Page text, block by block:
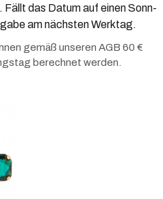
das Datum auf einen Sonn-
am nächsten Werktag.
gemäß unseren AGB 60 €
berechnet werden.